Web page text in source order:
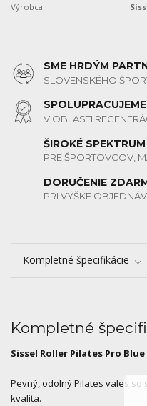
Výrobca:
SME HRDÝM
SLOVENSKÉHO
V OBLASTI
ŠIROKÉ
PRE ŠPORTOVCOV,
DORUČENIE
PRI VÝŠKE
Kompletné špecifikácie
Kompletné
Sissel Roller Pilates Pro Blue
Pevný, odolný Pilates vales
kvalita.